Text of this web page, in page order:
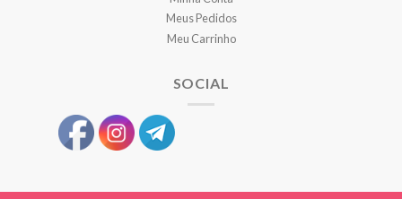
Meus Pedidos
Meu Carrinho
SOCIAL